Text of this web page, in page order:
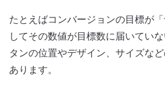
たとえばコンバージョンの目標が
してその数値が目標数に届いてい
タンの位置やデザイン、サイズな
あります。